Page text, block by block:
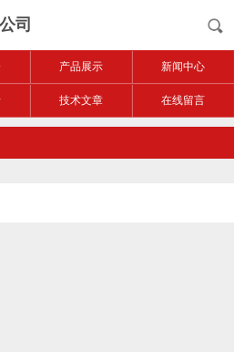
司
产品展示 新闻中心
技术文章 在线留言